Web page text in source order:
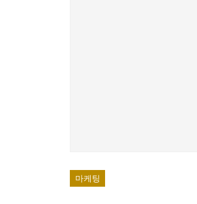
마케팅